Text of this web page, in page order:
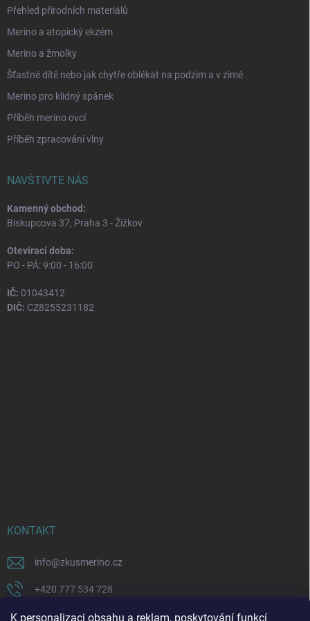
K personalizaci obsahu a reklam, poskytování funkcí
Přehled přírodních materiálů
Merino a atopický ekzém
Merino a žmolky
Šťastné dítě nebo jak chytře oblékat na podzim a v zimě
Merino pro klidný spánek
Příběh merino ovcí
Příběh zpracování vlny
NAVŠTIVTE NÁS
Kamenný obchod:
Biskupcova 37, Praha 3 - Žižkov
Otevírací doba:
PO - PÁ: 9:00 - 16:00
IČ: 01043412
DIČ: CZ8255231182
KONTAKT
info@zkusmerino.cz
+420 777 534 728
https://www.facebook.com/zkusmerino/